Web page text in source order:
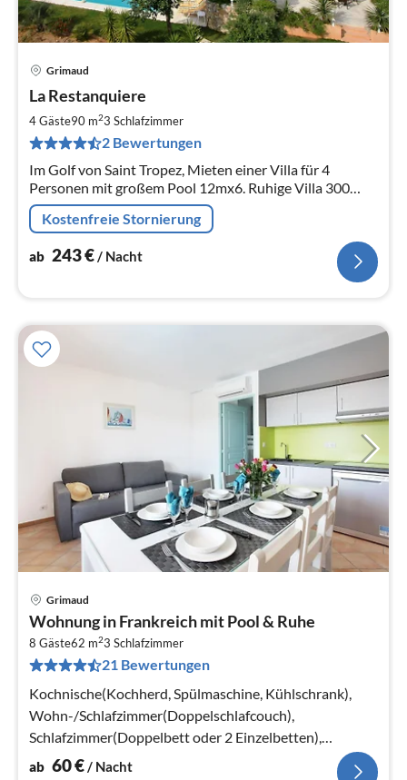
Grimaud
La Restanquiere
4 Gäste90 m23 Schlafzimmer
2 Bewertungen
Im Golf von Saint Tropez, Mieten einer Villa für 4
Personen mit großem Pool 12mx6. Ruhige Villa 300
Meter vom Dorf Grimaud und 3 km vom Meer entfernt.
Kostenfreie Stornierung
ab 243€/ Nacht
Grimaud
Wohnung in Frankreich mit Pool & Ruhe
8 Gäste62 m23 Schlafzimmer
21 Bewertungen
Kochnische(Kochherd, Spülmaschine, Kühlschrank),
Wohn-/Schlafzimmer(Doppelschlafcouch),
Schlafzimmer(Doppelbett oder 2 Einzelbetten),
Schlafzimmer(Doppelbett oder 2 Einzelbetten)
ab 60€/ Nacht